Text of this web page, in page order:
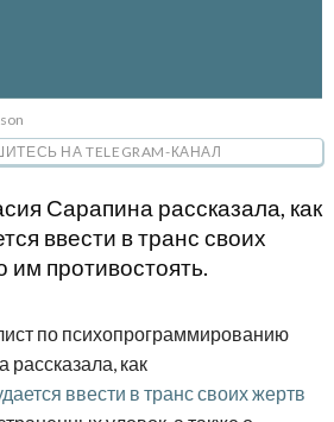
НА TELEGRAM-КАНАЛ
Сарапина рассказала, как
ввести в транс своих
им противостоять.
по психопрограммированию
как
ввести в транс своих жертв